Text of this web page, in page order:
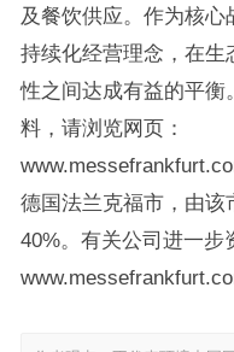
及餐饮供应。作为核
持续化经营理念，在生
性之间达成有益的平衡
料，请浏览网页：
德国法兰克福市，由该
40%。有关公司进一步